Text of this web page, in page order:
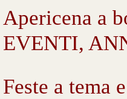
Apericena a
EVENTI,
Feste a tema